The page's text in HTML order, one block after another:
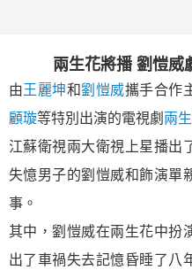
兩生花將播 劉愷威
由王麗坤和劉愷威攜手合作
顧璇等特別出演的電視劇兩
江蘇衛視兩大衛視上星播出
失憶男子的劉愷威和飾演單
事。
其中，劉愷威在兩生花中扮
出了車禍失去記憶昏睡了八